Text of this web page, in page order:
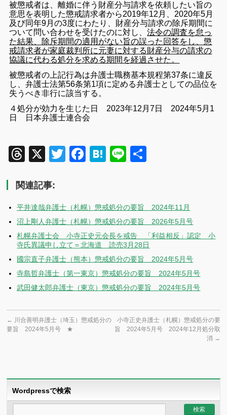
被懲戒者は、離婚に伴う財産分与請求を依頼したい旨の
意思を表明した懲戒請求者から2019年12月、2020年5月
及び同年9月の3度にわたり、財産分与請求の除斥期間に
ついて問い合わせを受けたのに対し、法令の調査を怠っ
た結果、除斥期間の適用がない旨の誤った回答をし、懲
戒請求者が家庭裁判所に元妻に対する財産分与の請求の
協議に代わる処分を求める期間を経過させた。
被懲戒者の上記行為は弁護士職務基本規程第37条に違反
し、弁護士法第56条第1項に定める弁護士としての品位を
失うべき非行に該当する。
４処分が効力を生じた日 2023年12月7日
2024年5月1
日 日本弁護士連合会
Threads
X TwitterFacebook
Hatena
Line
関連記事:
平井達哉弁護士（札幌）懲戒処分の要旨 2024年11月
沼上剛人弁護士（札幌）懲戒処分の要旨 2026年5月号
札幌弁護士会 小寺正史元会長を戒告 「利益相反」認定 小
寺氏異議申し立て＝北海道 読売3月28日
國宗直子弁護士（熊本）懲戒処分の要旨 2024年5月号
寺島哲弁護士（第一東京）懲戒処分の要旨 2024年5月号
武田健太郎弁護士（東京）懲戒処分の要旨 2024年5月号
← 川合善明弁護士（埼玉）懲戒処分の
要旨 2024年5月号 ★
小寺正史弁護士（札幌）懲戒処分の要
旨 2024年5月号 2024年12月処分取
消 →
Wordpressで検索